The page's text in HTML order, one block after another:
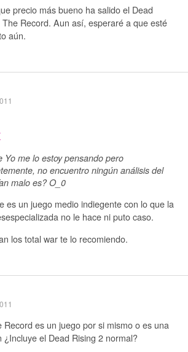
precio más bueno ha salido el Dead
The Record. Aun así, esperaré a que esté
aún.
Yo me lo estoy pensando pero
no encuentro ningún análisis del
malo es? O_0
es un juego medio indiegente con lo que la
no le hace ni puto caso.
los total war te lo recomiendo.
Record es un juego por si mismo o es una
¿Incluye el Dead Rising 2 normal?